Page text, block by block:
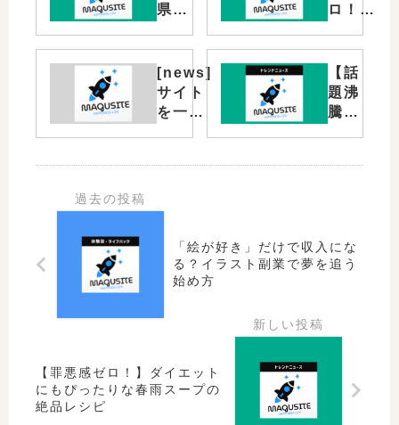
県】
冬に
こそ
訪れ
たい
び場
ポッ
ロ！】
ットに
もぴっ
たりな
春雨ス
ープの
シピ
[news]
サイト
を一新
まし
【話
題沸
騰】
ョコ
を徹
底解
「絵が好き」だけで収入にな
る？イラスト副業で夢を追う
始め方
【罪悪感ゼロ！】ダイエット
にもぴったりな春雨スープの
絶品レシピ